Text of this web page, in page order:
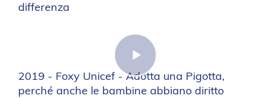
differenza
2019 - Foxy Unicef - Adotta una Pigotta,
perché anche le bambine abbiano diritto